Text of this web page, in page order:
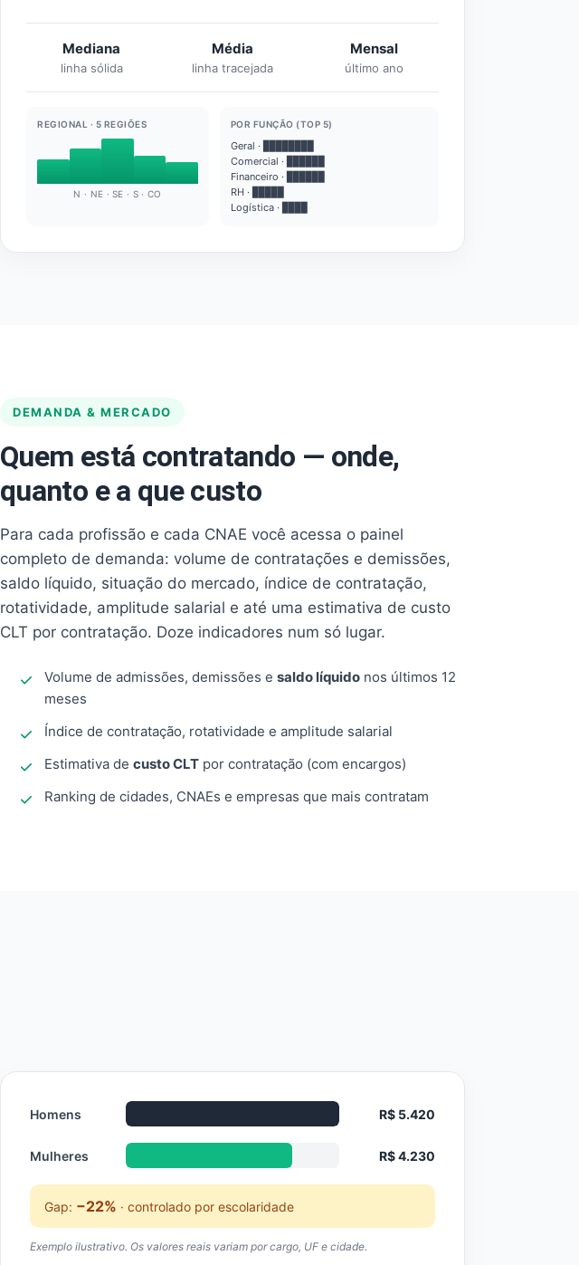
Mediana
linha sólida
Média
linha tracejada
Mensal
último ano
REGIONAL · 5 REGIÕES
N · NE · SE · S · CO
POR FUNÇÃO (TOP 5)
Geral · ████████
Comercial · ██████
Financeiro · ██████
RH · █████
Logística · ████
DEMANDA & MERCADO
Quem está contratando — onde,
quanto e a que custo
Para cada profissão e cada CNAE você acessa o painel
completo de demanda: volume de contratações e demissões,
saldo líquido, situação do mercado, índice de contratação,
rotatividade, amplitude salarial e até uma estimativa de custo
CLT por contratação. Doze indicadores num só lugar.
Volume de admissões, demissões e saldo líquido nos últimos 12
meses
Índice de contratação, rotatividade e amplitude salarial
Estimativa de custo CLT por contratação (com encargos)
Ranking de cidades, CNAEs e empresas que mais contratam
Homens R$ 5.420
Mulheres R$ 4.230
Gap: −22% · controlado por escolaridade
Exemplo ilustrativo. Os valores reais variam por cargo, UF e cidade.